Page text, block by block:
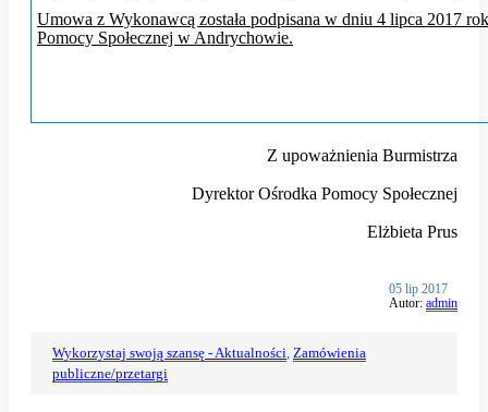
Umowa z Wykonawcą została podpisana w dniu 4 lipca 2017
Pomocy Społecznej w Andrychowie.
Z upoważnienia Burmistrza
Dyrektor Ośrodka Pomocy Społecznej
Elżbieta Prus
Opublikowano
w
05 lip 2017
Autor: admin
Wykorzystaj swoją szansę - Aktualności, Zamówienia
publiczne/przetargi